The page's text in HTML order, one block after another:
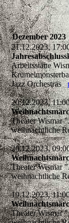
Dezember 2023
21.12.2023,
Arbeitsstätte
Jazz Orchestras
20.12.2023,
Theater Wismar
weihnachtliche
20.12.2023,
Theater Wismar
weihnachtliche
19.12.2023,
Theater Wismar